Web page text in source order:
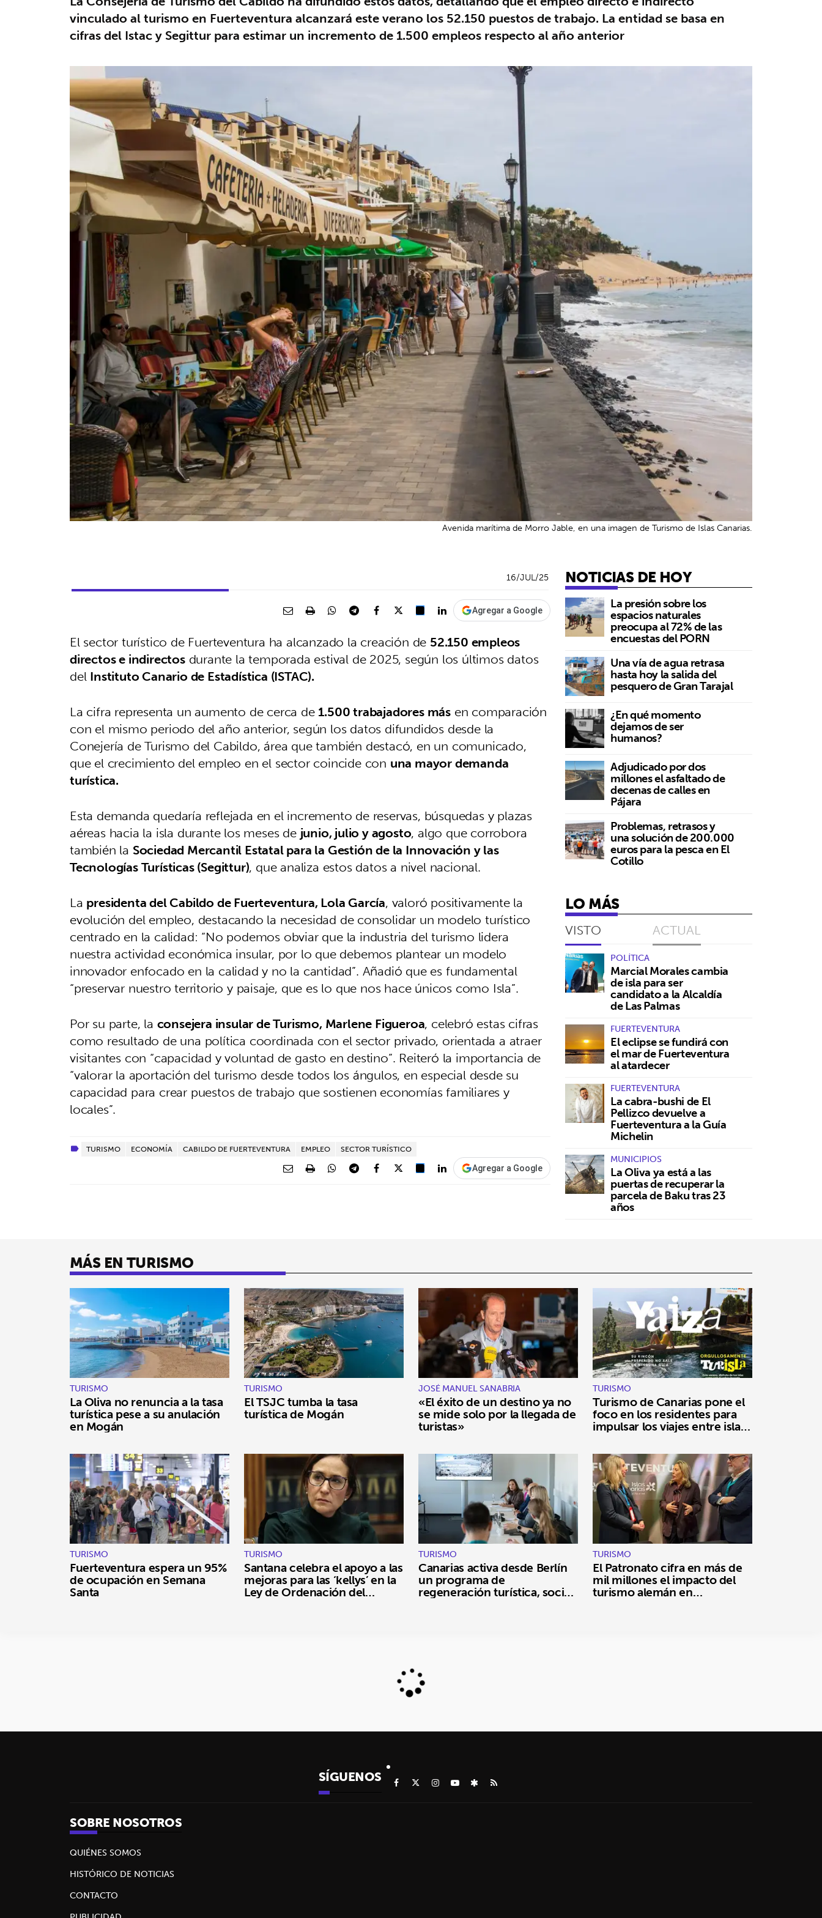
vinculado al turismo en Fuerteventura alcanzará este verano los 52.150 puestos de trabajo. La entidad se basa en
cifras del Istac y Segittur para estimar un incremento de 1.500 empleos respecto al año anterior
Avenida marítima de Morro Jable, en una imagen de Turismo de Islas Canarias.
16/JUL/25
Agregar a Google
El sector turístico de Fuerteventura ha alcanzado la creación de 52.150 empleos
directos e indirectosdurante la temporada estival de 2025, según los últimos datos
delInstituto Canario de Estadística (ISTAC).
La cifra representa un aumento de cerca de1.500 trabajadores más en comparación
con el mismo periodo del año anterior, según los datos difundidos desde la
Conejería de Turismo del Cabildo, área que también destacó, en un comunicado,
que el crecimiento del empleo en el sector coincide con una mayor demanda
turística.
Esta demanda quedaría reflejada en el incremento de reservas, búsquedas y plazas
aéreas hacia la isla durante los meses dejunio, julio y agosto, algo que corrobora
también la Sociedad Mercantil Estatal para la Gestión de la Innovación y las
Tecnologías Turísticas (Segittur), que analiza estos datos a nivel nacional.
La presidenta del Cabildo de Fuerteventura, Lola García, valoró positivamente la
evolución del empleo, destacando la necesidad de consolidar un modelo turístico
centrado en la calidad: “No podemos obviar que la industria del turismo lidera
nuestra actividad económica insular, por lo que debemos plantear un modelo
innovador enfocado en la calidad y no la cantidad”. Añadió que es fundamental
“preservar nuestro territorio y paisaje, que es lo que nos hace únicos como Isla”.
Por su parte, la consejera insular de Turismo, Marlene Figueroa, celebró estas cifras
como resultado de una política coordinada con el sector privado, orientada a atraer
visitantes con “capacidad y voluntad de gasto en destino”. Reiteró la importancia de
“valorar la aportación del turismo desde todos los ángulos, en especial desde su
capacidad para crear puestos de trabajo que sostienen economías familiares y
locales”.
TURISMO ECONOMÍA CABILDO DE FUERTEVENTURA EMPLEO SECTOR TURÍSTICO
Agregar a Google
NOTICIAS DE HOY
La presión sobre los
espacios naturales
preocupa al 72% de las
encuestas del PORN
Una vía de agua retrasa
hasta hoy la salida del
pesquero de Gran Tarajal
¿En qué momento
dejamos de ser
humanos?
Adjudicado por dos
millones el asfaltado de
decenas de calles en
Pájara
Problemas, retrasos y
una solución de 200.000
euros para la pesca en El
Cotillo
LO MÁS
VISTO ACTUAL
POLÍTICA
Marcial Morales cambia
de isla para ser
candidato a la Alcaldía
de Las Palmas
FUERTEVENTURA
El eclipse se fundirá con
el mar de Fuerteventura
al atardecer
FUERTEVENTURA
La cabra-bushi de El
Pellizco devuelve a
Fuerteventura a la Guía
Michelin
MUNICIPIOS
La Oliva ya está a las
puertas de recuperar la
parcela de Baku tras 23
años
MÁS EN TURISMO
TURISMO
La Oliva no renuncia a la tasa
turística pese a su anulación
en Mogán
TURISMO
El TSJC tumba la tasa
turística de Mogán
JOSÉ MANUEL SANABRIA
«El éxito de un destino ya no
se mide solo por la llegada de
turistas»
TURISMO
Turismo de Canarias pone el
foco en los residentes para
impulsar los viajes entre islas
durante el verano
TURISMO
Fuerteventura espera un 95%
de ocupación en Semana
Santa
TURISMO
Santana celebra el apoyo a las
mejoras para las ‘kellys’ en la
Ley de Ordenación del
Turismo
TURISMO
Canarias activa desde Berlín
un programa de
regeneración turística, social
y ambiental
TURISMO
El Patronato cifra en más de
mil millones el impacto del
turismo alemán en
Fuerteventura
SÍGUENOS
SOBRE NOSOTROS
QUIÉNES SOMOS
HISTÓRICO DE NOTICIAS
CONTACTO